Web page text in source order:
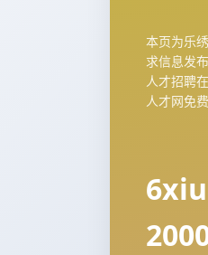
本页为乐
求信息发布
人才招聘
人才网免